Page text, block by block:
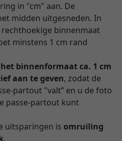
in "cm" aan. De
midden uitgesneden. In
binnenmaat
minstens 1 cm rand
het binnenformaat ca. 1 cm
aan te geven, zodat de
partout "valt” en u de foto
passe-partout kunt
uitsparingen is omruiling
.